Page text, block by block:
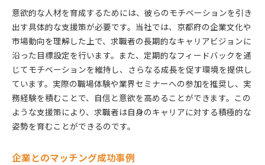
意欲的な人材を育成するためには、彼らのモチベーションを引き
出す具体的な支援策が必要です。当社では、京都府の企業文化や
市場動向を理解した上で、求職者の長期的なキャリアビジョンに
沿った目標設定を行います。また、定期的なフィードバックを通
じてモチベーションを維持し、さらなる成長を促す環境を提供し
ています。実際の職場体験や業界セミナーへの参加を推奨し、実
務経験を積むことで、自信と意欲を高めることができます。この
ような支援策により、求職者は自身のキャリアに対する積極的な
姿勢を育むことができるのです。
企業とのマッチング成功事例